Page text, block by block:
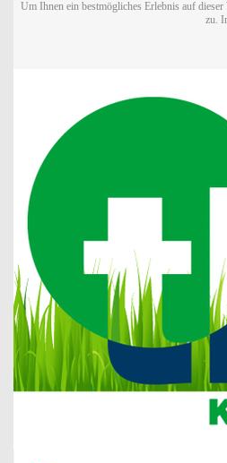
Um Ihnen ein bestmögliches Erlebnis auf
zu.